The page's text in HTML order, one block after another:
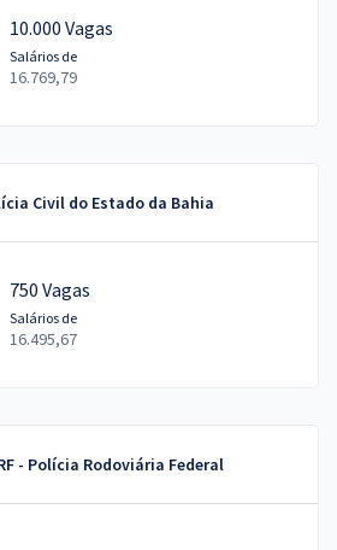
10.000 Vagas
Salários de
16.769,79
Civil do Estado da Bahia
750 Vagas
Salários de
16.495,67
- Polícia Rodoviária Federal